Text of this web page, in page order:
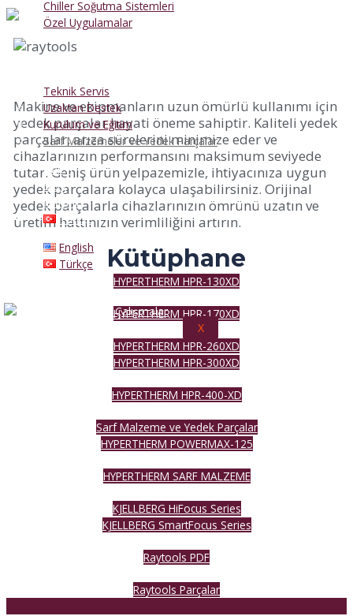
Chiller Soğutma Sistemleri
Özel Uygulamalar
Teknik Servis
Uzaktan Destek
Kurulum ve Eğitim
Sarf Malzemeler ve Yedek Parçalar
Galeri
Blog
İletişim
Türkçe
English
Türkçe
X
Makine ve ekipmanların uzun ömürlü kullanımı için
yedek parçalar hayati öneme sahiptir. Kaliteli yedek
parçalar, arıza sürelerini minimize eder ve
cihazlarınızın performansını maksimum seviyede
tutar. Geniş ürün yelpazemizle, ihtiyacınıza uygun
yedek parçalara kolayca ulaşabilirsiniz. Orijinal
yedek parçalarla cihazlarınızın ömrünü uzatın ve
üretim hattınızın verimliliğini artırın.
Kütüphane
HYPERTHERM HPR-130XD
HYPERTHERM HPR-170XD
HYPERTHERM HPR-260XD
HYPERTHERM HPR-300XD
HYPERTHERM HPR-400-XD
Sarf Malzeme ve Yedek Parçalar
HYPERTHERM POWERMAX-125
HYPERTHERM SARF MALZEME
KJELLBERG HiFocus Series
KJELLBERG SmartFocus Series
Raytools PDF
Raytools Parçalar